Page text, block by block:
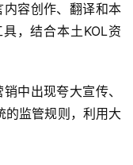
容创作、翻译和本
，结合本土KOL资
中出现夸大宣传、
的监管规则，利用大